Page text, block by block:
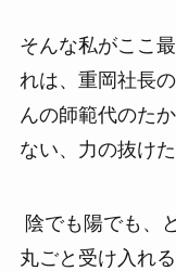
そんな私がここ
れは、重岡社長
んの師範代のた
ない、力の抜け
陰でも陽でも、
丸ごと受け入れ